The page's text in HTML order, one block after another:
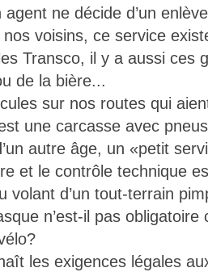
agent ne décide d’un
voisins, ce service
Transco, il y a aussi ces
de la bière...
sur nos routes qui
une carcasse avec
autre âge, un «petit
et le contrôle technique
volant d’un tout-terrain
n’est-il pas obligatoire
les exigences légales